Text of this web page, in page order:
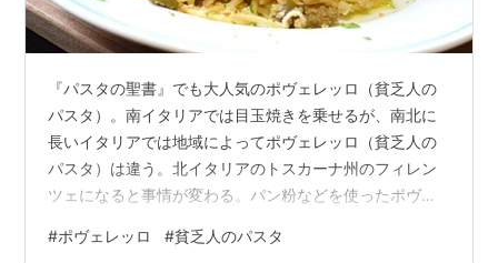
『パスタの聖書』でも大人気のポヴェレッロ（貧乏人の
パスタ）。南イタリアでは目玉焼きを乗せるが、南北に
長いイタリアでは地域によってポヴェレッロ（貧乏人の
パスタ）は違う。北イタリアのトスカーナ州のフィレン
ツェになると事情が変わる。パン粉などを使ったポヴェ
レッロの材料 北イタリアの貧乏人のパスタのレシピ 北イ
#ポヴェレッロ #貧乏人のパスタ